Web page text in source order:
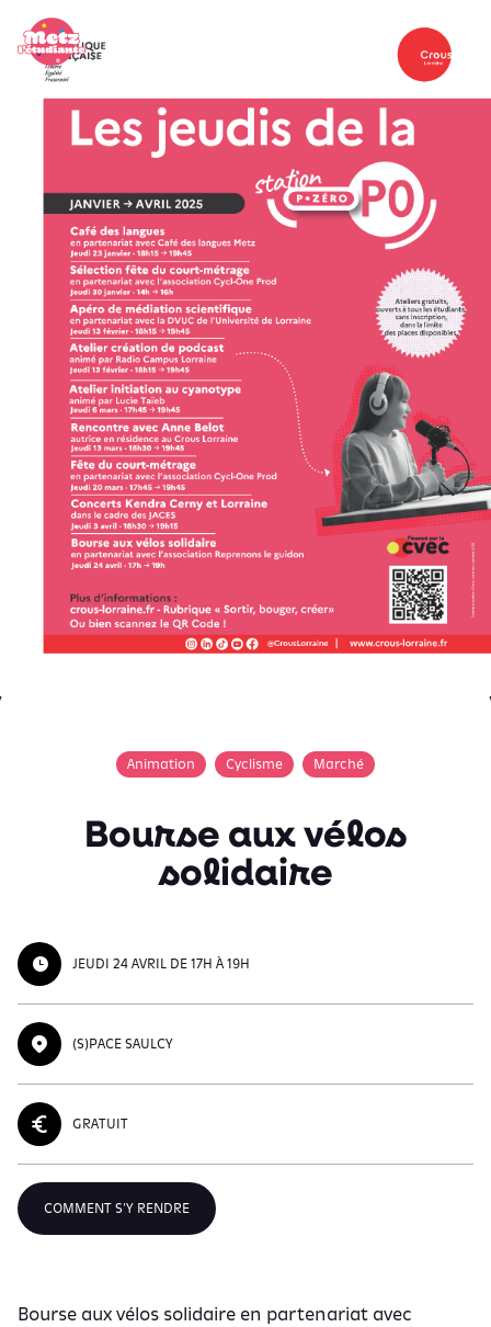
Panneau de gestion des cookies
Animation Cyclisme Marché
Bourse aux vélos
solidaire
JEUDI 24 AVRIL DE 17H À 19H
(S)PACE SAULCY
GRATUIT
COMMENT S'Y RENDRE
Bourse aux vélos solidaire en partenariat avec